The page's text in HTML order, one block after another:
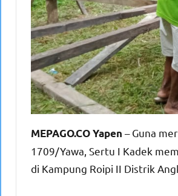
MEPAGO.CO Yapen – Guna
1709/Yawa, Sertu I Kadek
di Kampung Roipi II Distrik